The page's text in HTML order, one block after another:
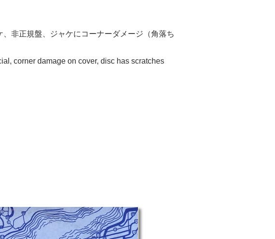
、非正規盤、ジャケにコーナーダメージ（角落ち
corner damage on cover, disc has scratches